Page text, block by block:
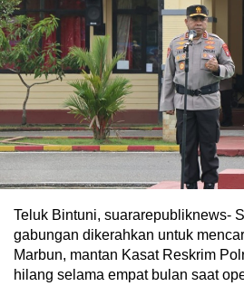
Teluk Bintuni, suararepubliknews-
gabungan dikerahkan untuk
Marbun, mantan Kasat Reskrim
hilang selama empat bulan saat